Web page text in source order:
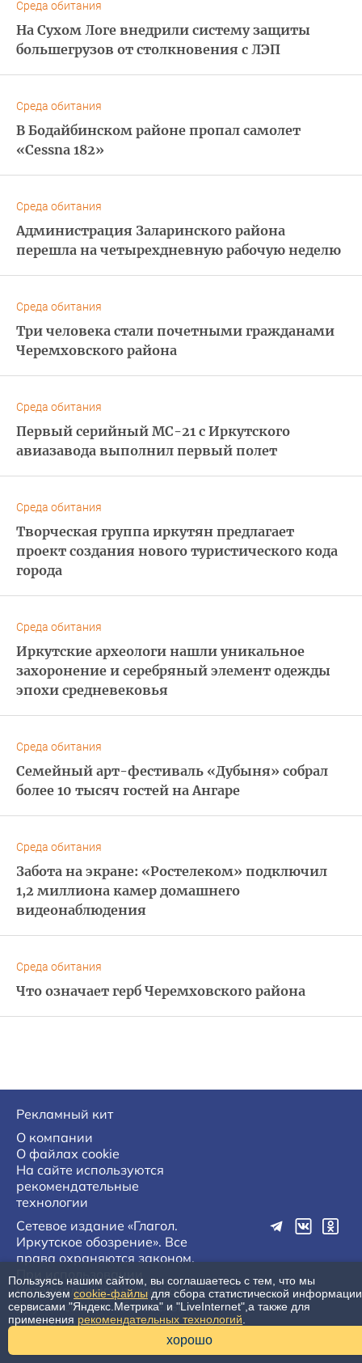
Среда обитания
На Сухом Логе внедрили систему защиты
большегрузов от столкновения с ЛЭП
Среда обитания
В Бодайбинском районе пропал самолет
«Cessna 182»
Среда обитания
Администрация Заларинского района
перешла на четырехдневную рабочую неделю
Среда обитания
Три человека стали почетными гражданами
Черемховского района
Среда обитания
Первый серийный МС-21 с Иркутского
авиазавода выполнил первый полет
Среда обитания
Творческая группа иркутян предлагает
проект создания нового туристического кода
города
Среда обитания
Иркутские археологи нашли уникальное
захоронение и серебряный элемент одежды
эпохи средневековья
Среда обитания
Семейный арт-фестиваль «Дубыня» собрал
более 10 тысяч гостей на Ангаре
Среда обитания
Забота на экране: «Ростелеком» подключил
1,2 миллиона камер домашнего
видеонаблюдения
Среда обитания
Что означает герб Черемховского района
Рекламный кит
О компании
О файлах cookie
На сайте используются
рекомендательные
технологии
Сетевое издание «Глагол.
Иркутское обозрение». Все
права охраняются законом.
При использовании
материалов агентства на
других сайтах, обязательна
гиперссылка.
Пользуясь нашим сайтом, вы соглашаетесь с тем, что мы
используем cookie-файлы для сбора статистической информации
сервисами "Яндекс.Метрика" и "LiveInternet",а также для
применения рекомендательных технологий
хорошо